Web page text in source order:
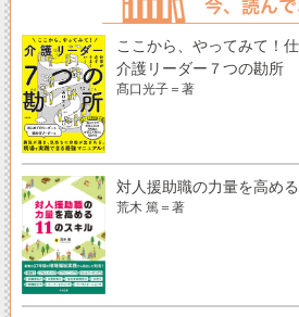
ここから、やってみて！
介護リーダー７つの勘所
髙口光子＝著
対人援助職の力量を高め
荒木 篤＝著